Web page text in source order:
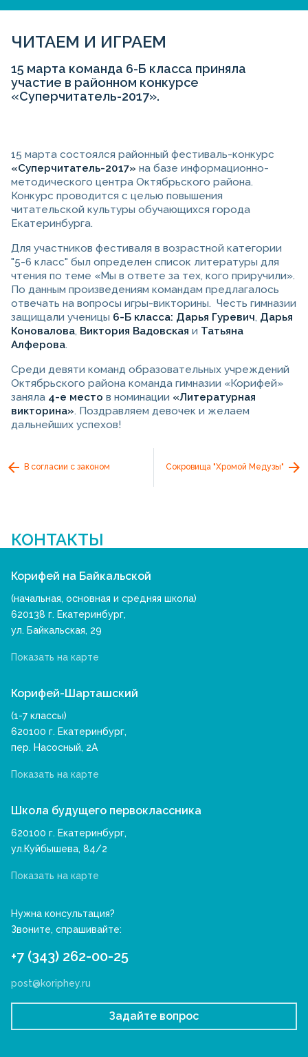
ЧИТАЕМ И ИГРАЕМ
15 марта команда 6-Б класса приняла
участие в районном конкурсе
«Суперчитатель-2017».
15 марта состоялся районный фестиваль-конкурс
«Суперчитатель-2017» на базе информационно-
методического центра Октябрьского района.
Конкурс проводится с целью повышения
читательской культуры обучающихся города
Екатеринбурга.
Для участников фестиваля в возрастной категории
"5-6 класс" был определен список литературы для
чтения по теме «Мы в ответе за тех, кого приручили».
По данным произведениям командам предлагалось
отвечать на вопросы игры-викторины. Честь гимназии
защищали ученицы 6-Б класса: Дарья Гуревич, Дарья
Коновалова, Виктория Вадовская и Татьяна
Алферова.
Среди девяти команд образовательных учреждений
Октябрьского района команда гимназии «Корифей»
заняла 4-е место в номинации «Литературная
викторина». Поздравляем девочек и желаем
дальнейших успехов!
В согласии с законом Сокровища "Хромой Медузы"
КОНТАКТЫ
Корифей на Байкальской
(начальная, основная и средняя школа)
620138 г. Екатеринбург,
ул. Байкальская, 29
Показать на карте
Корифей-Шарташский
(1-7 классы)
620100 г. Екатеринбург,
пер. Насосный, 2А
Показать на карте
Школа будущего первоклассника
620100 г. Екатеринбург,
ул.Куйбышева, 84/2
Показать на карте
Нужна консультация?
Звоните, спрашивайте:
+7 (343) 262-00-25
post@koriphey.ru
Задайте вопрос